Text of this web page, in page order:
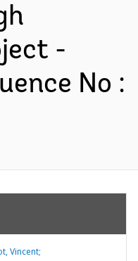
-
No :
Vincent;